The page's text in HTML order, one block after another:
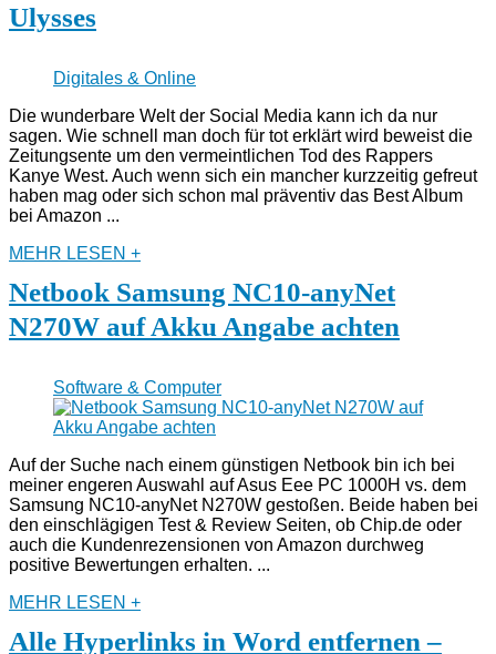
Ulysses
Digitales & Online
Die wunderbare Welt der Social Media kann ich da nur
sagen. Wie schnell man doch für tot erklärt wird beweist die
Zeitungsente um den vermeintlichen Tod des Rappers
Kanye West. Auch wenn sich ein mancher kurzzeitig gefreut
haben mag oder sich schon mal präventiv das Best Album
bei Amazon ...
MEHR LESEN +
Netbook Samsung NC10-anyNet
N270W auf Akku Angabe achten
Software & Computer
Auf der Suche nach einem günstigen Netbook bin ich bei
meiner engeren Auswahl auf Asus Eee PC 1000H vs. dem
Samsung NC10-anyNet N270W gestoßen. Beide haben bei
den einschlägigen Test & Review Seiten, ob Chip.de oder
auch die Kundenrezensionen von Amazon durchweg
positive Bewertungen erhalten. ...
MEHR LESEN +
Alle Hyperlinks in Word entfernen –